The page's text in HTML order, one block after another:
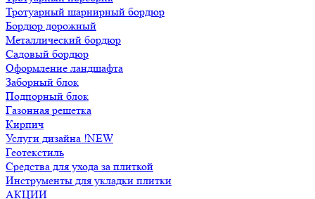
Тротуарный шарнирный бордюр
Бордюр дорожный
Металлический бордюр
Садовый бордюр
Оформление ландшафта
Заборный блок
Подпорный блок
Газонная решетка
Кирпич
Услуги дизайна !NEW
Геотекстиль
Средства для ухода за плиткой
Инструменты для укладки плитки
АКЦИИ